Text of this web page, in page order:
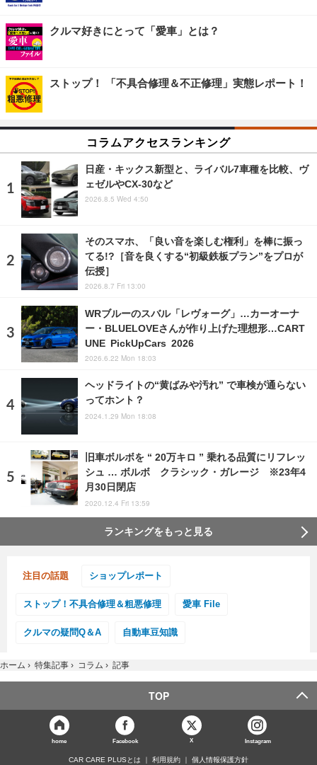
クルマ好きにとって「愛車」とは？
ストップ！ 「不具合修理＆不正修理」実態レポート！
コラムアクセスランキング
日産・キックス新型と、ライバル7車種を比較、ヴ
ェゼルやCX-30など
2026.8.5 Wed 4:50
そのスマホ、「良い音を楽しむ権利」を棒に振っ
てる!?［音を良くする“初級鉄板プラン”をプロが
伝授］
2026.8.7 Fri 13:00
WRブルーのスバル「レヴォーグ」…カーオーナ
ー・BLUELOVEさんが作り上げた理想形…CART
UNE PickUpCars 2026
2026.6.22 Mon 18:03
ヘッドライトの“黄ばみや汚れ” で車検が通らない
ってホント？
2024.1.29 Mon 18:08
旧車ボルボを “ 20万キロ ” 乗れる品質にリフレッ
シュ … ボルボ クラシック・ガレージ ※23年4
月30日閉店
2020.12.4 Fri 13:59
ランキングをもっと見る
注目の話題 ショップレポート
ストップ！不具合修理＆粗悪修理 愛車 File
クルマの疑問Q＆A 自動車豆知識
ホーム › 特集記事 › コラム › 記事
TOP
home Facebook X Instagram
CAR CARE PLUSとは 利用規約 個人情報保護方針